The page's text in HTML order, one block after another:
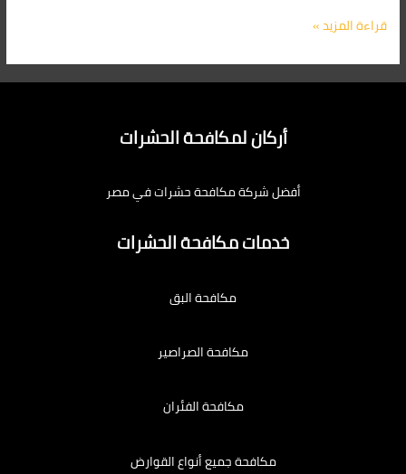
قراءة المزيد »
أركان لمكافحة الحشرات
أفضل شركة مكافحة حشرات في مصر
خدمات مكافحة الحشرات
مكافحة البق
مكافحة الصراصير
مكافحة الفئران
مكافحة جميع أنواع القوارض